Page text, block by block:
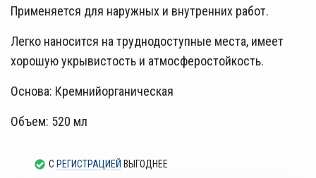
Применяется для наружных и внутренних работ.
Легко наносится на труднодоступные места, имеет
хорошую укрывистость и атмосферостойкость.
Основа: Кремнийорганическая
Объем: 520 мл
С РЕГИСТРАЦИЕЙ ВЫГОДНЕЕ